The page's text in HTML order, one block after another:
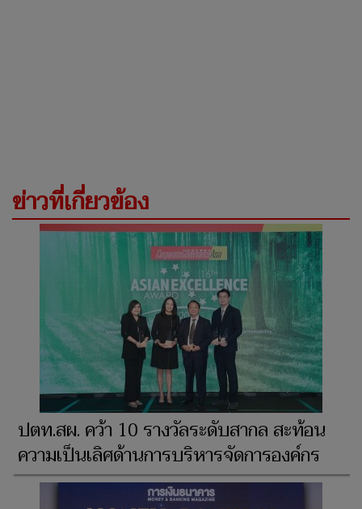
ข่าวที่เกี่ยวข้อง
ปตท.สผ. คว้า 10 รางวัลระดับสากล สะท้อน
ความเป็นเลิศด้านการบริหารจัดการองค์กร